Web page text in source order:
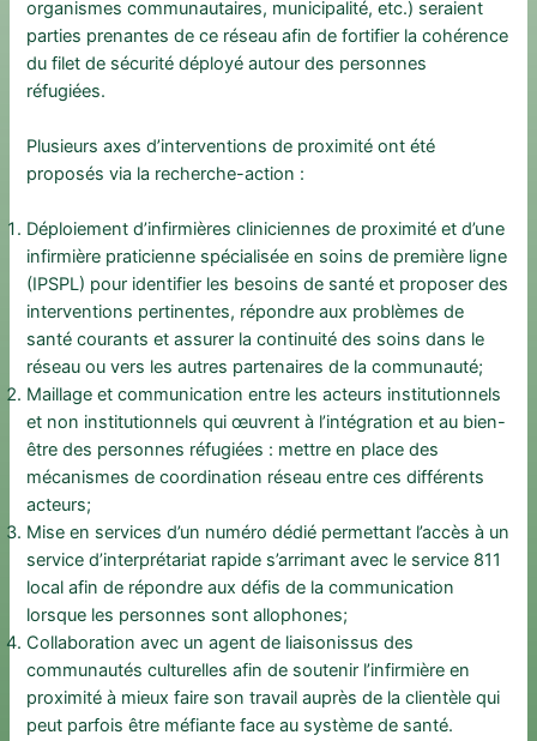
organismes communautaires, municipalité, etc.) seraient
parties prenantes de ce réseau afin de fortifier la cohérence
du filet de sécurité déployé autour des personnes
réfugiées.
Plusieurs axes d’interventions de proximité ont été
proposés via la recherche-action :
Déploiement d’infirmières cliniciennes de proximité et d’une
infirmière praticienne spécialisée en soins de première ligne
(IPSPL) pour identifier les besoins de santé et proposer des
interventions pertinentes, répondre aux problèmes de
santé courants et assurer la continuité des soins dans le
réseau ou vers les autres partenaires de la communauté;
Maillage et communication entre les acteurs institutionnels
et non institutionnels qui œuvrent à l’intégration et au bien-
être des personnes réfugiées : mettre en place des
mécanismes de coordination réseau entre ces différents
acteurs;
Mise en services d’un numéro dédié permettant l’accès à un
service d’interprétariat rapide s’arrimant avec le service 811
local afin de répondre aux défis de la communication
lorsque les personnes sont allophones;
Collaboration avec un agent de liaisonissus des
communautés culturelles afin de soutenir l’infirmière en
proximité à mieux faire son travail auprès de la clientèle qui
peut parfois être méfiante face au système de santé.